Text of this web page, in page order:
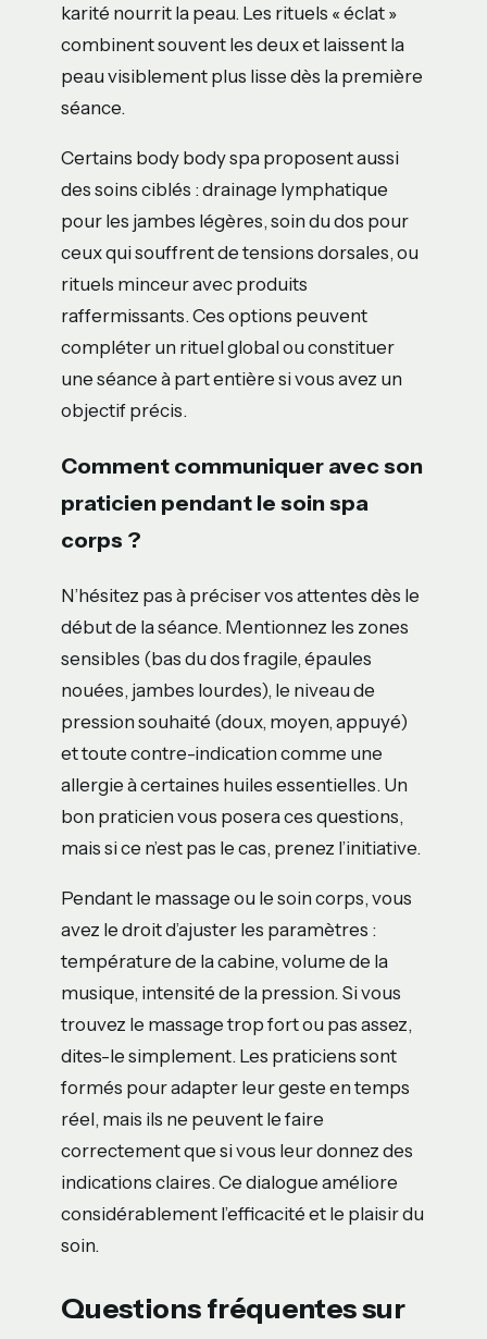
karité nourrit la peau. Les rituels « éclat »
combinent souvent les deux et laissent la
peau visiblement plus lisse dès la première
séance.
Certains body body spa proposent aussi
des soins ciblés : drainage lymphatique
pour les jambes légères, soin du dos pour
ceux qui souffrent de tensions dorsales, ou
rituels minceur avec produits
raffermissants. Ces options peuvent
compléter un rituel global ou constituer
une séance à part entière si vous avez un
objectif précis.
Comment communiquer avec son
praticien pendant le soin spa
corps ?
N’hésitez pas à préciser vos attentes dès le
début de la séance. Mentionnez les zones
sensibles (bas du dos fragile, épaules
nouées, jambes lourdes), le niveau de
pression souhaité (doux, moyen, appuyé)
et toute contre-indication comme une
allergie à certaines huiles essentielles. Un
bon praticien vous posera ces questions,
mais si ce n’est pas le cas, prenez l’initiative.
Pendant le massage ou le soin corps, vous
avez le droit d’ajuster les paramètres :
température de la cabine, volume de la
musique, intensité de la pression. Si vous
trouvez le massage trop fort ou pas assez,
dites-le simplement. Les praticiens sont
formés pour adapter leur geste en temps
réel, mais ils ne peuvent le faire
correctement que si vous leur donnez des
indications claires. Ce dialogue améliore
considérablement l’efficacité et le plaisir du
soin.
Questions fréquentes sur